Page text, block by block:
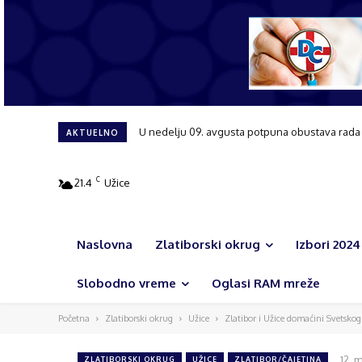
AKTUELNO Tribina posvećena ženama i njihovoj ulozi u
21.4 C Užice
Naslovna Zlatiborski okrug Izbori 2024
Slobodno vreme Oglasi RAM mreže
Početna Zlatiborski okrug Užice Zlatibor i Užice domaćini
ZLATIBORSKI OKRUG UŽICE ZLATIBOR/ČAJETINA 12.